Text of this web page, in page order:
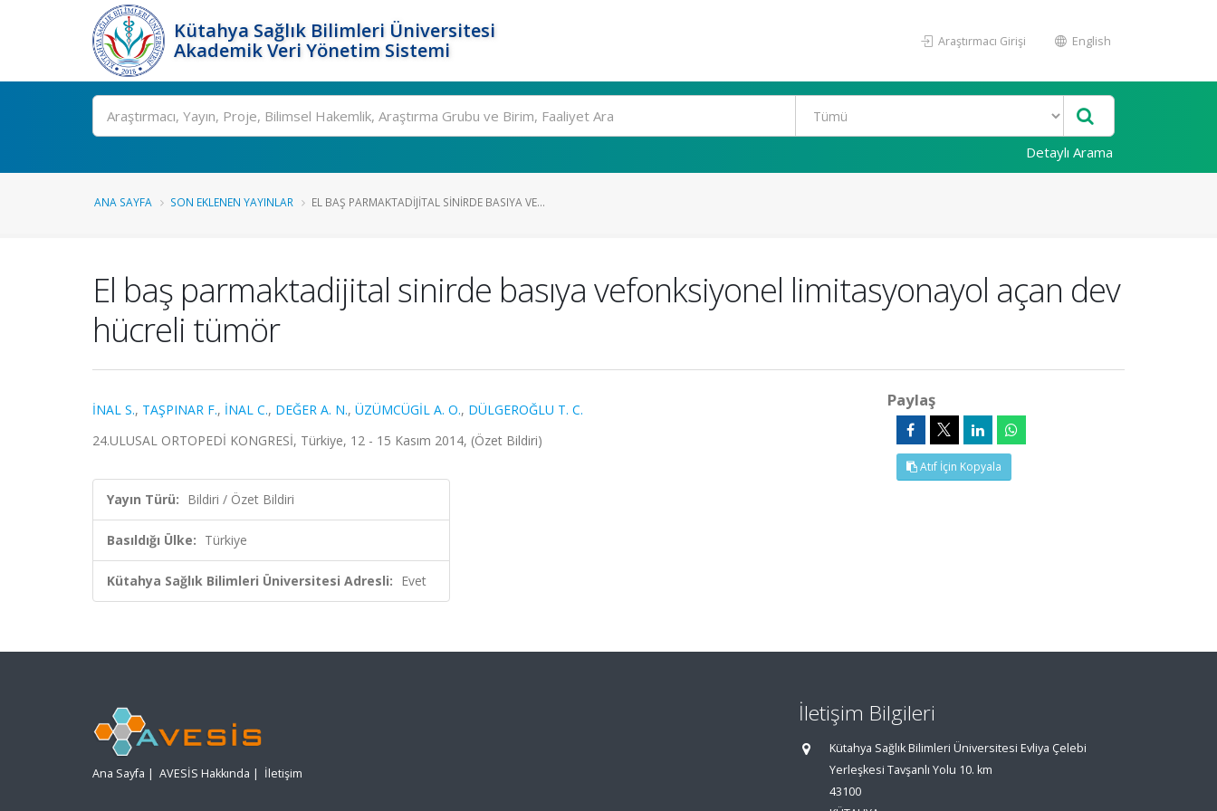
Kütahya Sağlık Bilimleri Üniversitesi
Akademik Veri Yönetim Sistemi
Araştırmacı Girişi English
Ara
Detaylı Arama
ANA SAYFA SON EKLENEN YAYINLAR EL BAŞ PARMAKTADIJITAL SINIRDE BASIYA VE...
El baş parmaktadijital sinirde basıya vefonksiyonel limitasyonayol açan dev
hücreli tümör
İNAL S., TAŞPINAR F., İNAL C., DEĞER A. N., ÜZÜMCÜGİL A. O., DÜLGEROĞLU T. C.
24.ULUSAL ORTOPEDİ KONGRESİ, Türkiye, 12 - 15 Kasım 2014, (Özet Bildiri)
Yayın Türü: Bildiri / Özet Bildiri
Basıldığı Ülke: Türkiye
Kütahya Sağlık Bilimleri Üniversitesi Adresli: Evet
Paylaş
Atıf İçin Kopyala
Ana Sayfa | AVESİS Hakkında | İletişim
İletişim Bilgileri
Kütahya Sağlık Bilimleri Üniversitesi Evliya Çelebi
Yerleşkesi Tavşanlı Yolu 10. km
43100